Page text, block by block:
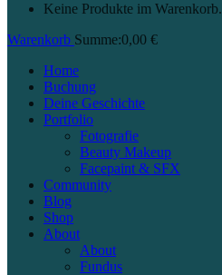
Keine Produkte im Warenkorb.
Warenkorb Summe:0,00 €
Home
Buchung
Deine Geschichte
Portfolio
Fotografie
Beauty Makeup
Facepaint & SFX
Community
Blog
Shop
About
About
Fundus